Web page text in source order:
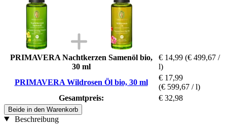
PRIMAVERA Nachtkerzen Samenöl bio,
30 ml
€ 14,99 (€ 499,67 /
l)
PRIMAVERA Wildrosen Öl bio, 30 ml
€ 17,99
(€ 599,67 / l)
Gesamtpreis:
€ 32,98
Beide in den Warenkorb
Beschreibung